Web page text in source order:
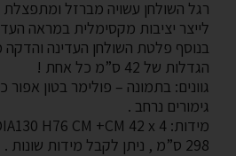
לייצר יציבות מקסימלית במראה
הגדלות של 42 ס”מ כל אחת !
גוונים: בתמונה – פולימר בטון אפור
גימורים נרחב .
298 ס”מ , ניתן לקבל מידות שונות .